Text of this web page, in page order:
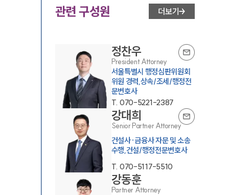
관련 구성원 더보기
정찬우
President Attorney
서울특별시 행정심판위원회
위원 경력,상속/조세/행정전
문변호사
T. 070-5221-2387
강대희
Senior Partner Attorney
건설사·금융사 자문 및 소송
수행,건설/행정전문변호사
T. 070-5117-5510
강동훈
Partner Attorney